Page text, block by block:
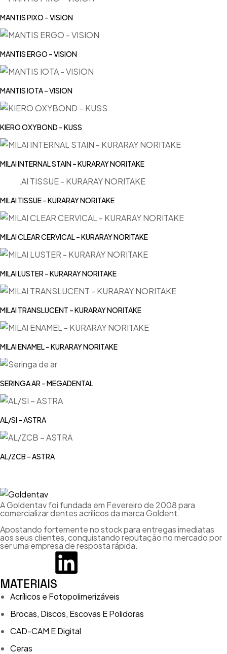
MANTIS PIXO – VISION
MANTIS ERGO – VISION
MANTIS IOTA – VISION
KIERO OXYBOND – KUSS
MILAI INTERNAL STAIN – KURARAY NORITAKE
MILAI TISSUE – KURARAY NORITAKE
MILAI CLEAR CERVICAL – KURARAY NORITAKE
MILAI LUSTER – KURARAY NORITAKE
MILAI TRANSLUCENT – KURARAY NORITAKE
MILAI ENAMEL – KURARAY NORITAKE
SERINGA AR – MEGADENTAL
AL/SI – ASTRA
AL/ZCB – ASTRA
A Goldentav foi fundada em Fevereiro de 2008 para
comercializar dentes acrílicos da marca Goldent.
Apostando fortemente no stock para entregas imediatas
aos seus clientes, conquistando reputação no mercado por
ser uma empresa de resposta rápida.
MATERIAIS
Acrílicos e Fotopolimerizáveis
Brocas, Discos, Escovas E Polidoras
CAD-CAM E Digital
Ceras